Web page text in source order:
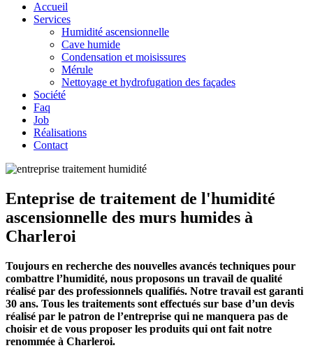
Accueil
Services
Humidité ascensionnelle
Cave humide
Condensation et moisissures
Mérule
Nettoyage et hydrofugation des façades
Société
Faq
Job
Réalisations
Contact
Enteprise de traitement de l'humidité
ascensionnelle des murs humides à
Charleroi
Toujours en recherche des nouvelles avancés techniques pour
combattre l’humidité, nous proposons un travail de qualité
réalisé par des professionnels qualifiés. Notre travail est garanti
30 ans. Tous les traitements sont effectués sur base d’un devis
réalisé par le patron de l’entreprise qui ne manquera pas de
choisir et de vous proposer les produits qui ont fait notre
renommée à Charleroi.